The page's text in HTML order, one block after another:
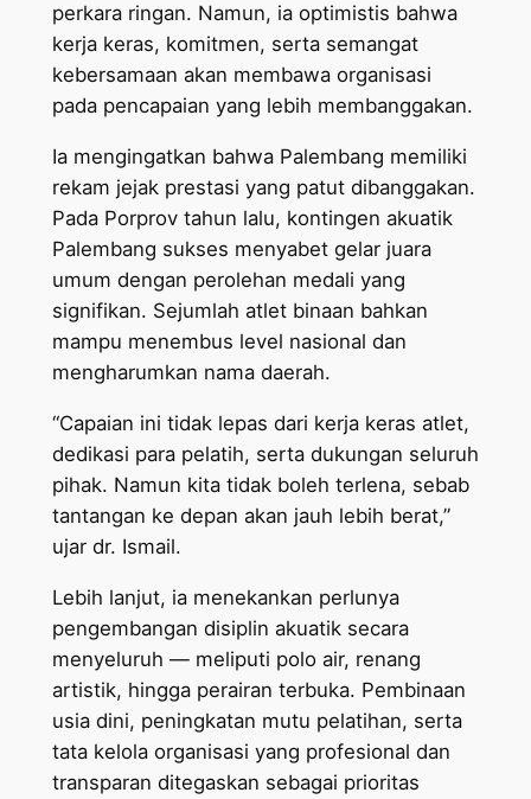
perkara ringan. Namun, ia optimistis bahwa
kerja keras, komitmen, serta semangat
kebersamaan akan membawa organisasi
pada pencapaian yang lebih membanggakan.
Ia mengingatkan bahwa Palembang memiliki
rekam jejak prestasi yang patut dibanggakan.
Pada Porprov tahun lalu, kontingen akuatik
Palembang sukses menyabet gelar juara
umum dengan perolehan medali yang
signifikan. Sejumlah atlet binaan bahkan
mampu menembus level nasional dan
mengharumkan nama daerah.
“Capaian ini tidak lepas dari kerja keras atlet,
dedikasi para pelatih, serta dukungan seluruh
pihak. Namun kita tidak boleh terlena, sebab
tantangan ke depan akan jauh lebih berat,”
ujar dr. Ismail.
Lebih lanjut, ia menekankan perlunya
pengembangan disiplin akuatik secara
menyeluruh — meliputi polo air, renang
artistik, hingga perairan terbuka. Pembinaan
usia dini, peningkatan mutu pelatihan, serta
tata kelola organisasi yang profesional dan
transparan ditegaskan sebagai prioritas